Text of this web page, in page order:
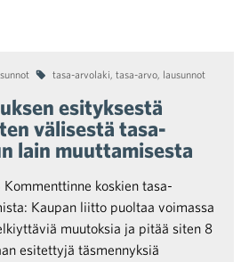
tasa-arvolaki, tasa-arvo, lausunnot
esityksestä
välisestä tasa-
lain muuttamisesta
koskien tasa-
Kaupan liitto puoltaa voimassa
muutoksia ja pitää siten 8
esitettyjä täsmennyksiä